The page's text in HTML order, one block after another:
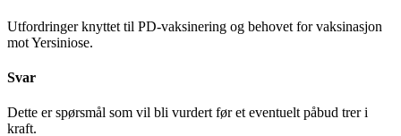
Utfordringer knyttet til PD-vaksinering og behovet for vaksinasjon
mot Yersiniose.
Svar
Dette er spørsmål som vil bli vurdert før et eventuelt påbud trer i
kraft.